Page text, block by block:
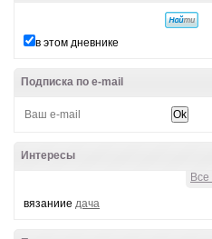
в этом дневнике
Подписка по e-mail
Интересы
Все
вязаниие дача